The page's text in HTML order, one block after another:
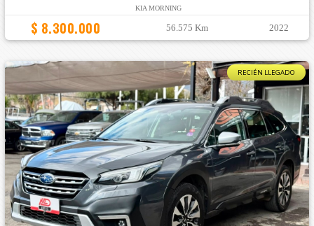
KIA MORNING
$ 8.300.000 56.575 Km 2022
RECIÉN LLEGADO